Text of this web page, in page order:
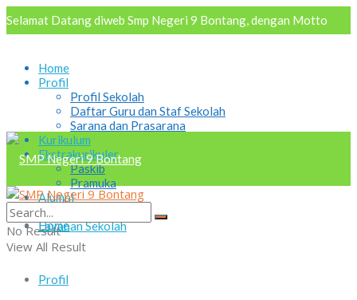
Selamat Datang diweb Smp Negeri 9 Bontang, dengan Motto
Home
Profil
Profil Sekolah
Daftar Guru dan Staf Sekolah
Sarana dan Prasarana
Kurikulum
Ekstrakurikuler
Paskib
Pramuka
Alumni
Osis
Layanan Sekolah
Home
Profil
No Result
View All Result